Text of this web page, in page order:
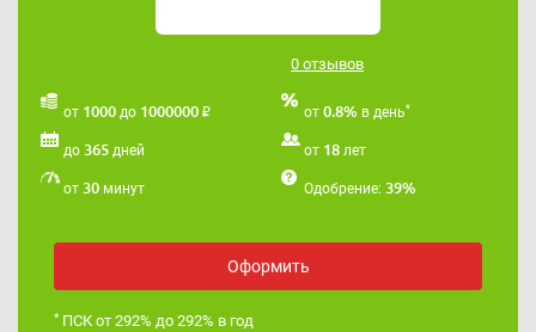
«ГрейтМаниПлюс»:greytm.ru@list.ru.
0 отзывов
от 1000 до 1000000 ₽ от 0.8% в день*
до 365 дней от 18 лет
от 30 минут Одобрение: 39%
Оформить
*ПСК от 292% до 292% в год